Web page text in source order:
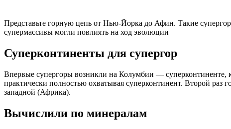
Представьте горную цепь от Нью-Йорка до Афин. Такие
супермассивы могли повлиять на ход эволюции
Суперконтиненты для супергор
Впервые супергоры возникли на Колумбии —
практически полностью охватывая суперконтинент. Второй раз
западной (Африка).
Вычислили по минералам